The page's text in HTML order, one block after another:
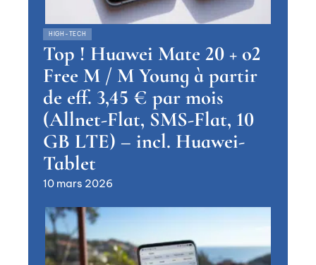
HIGH-TECH
Top ! Huawei Mate 20 + o2
Free M / M Young à partir
de eff. 3,45 € par mois
(Allnet-Flat, SMS-Flat, 10
GB LTE) – incl. Huawei-
Tablet
10 mars 2026